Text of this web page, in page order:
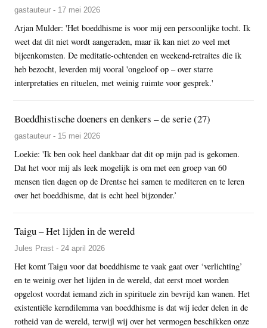
gastauteur - 17 mei 2026
Arjan Mulder: 'Het boeddhisme is voor mij een persoonlijke tocht. Ik
weet dat dit niet wordt aangeraden, maar ik kan niet zo veel met
bijeenkomsten. De meditatie-ochtenden en weekend-retraites die ik
heb bezocht, leverden mij vooral 'ongeloof op – over starre
interpretaties en rituelen, met weinig ruimte voor gesprek.'
Boeddhistische doeners en denkers – de serie (27)
gastauteur - 15 mei 2026
Loekie: 'Ik ben ook heel dankbaar dat dit op mijn pad is gekomen.
Dat het voor mij als leek mogelijk is om met een groep van 60
mensen tien dagen op de Drentse hei samen te mediteren en te leren
over het boeddhisme, dat is echt heel bijzonder.’
Taigu – Het lijden in de wereld
Jules Prast - 24 april 2026
Het komt Taigu voor dat boeddhisme te vaak gaat over ‘verlichting’
en te weinig over het lijden in de wereld, dat eerst moet worden
opgelost voordat iemand zich in spirituele zin bevrijd kan wanen. Het
existentiële kerndilemma van boeddhisme is dat wij ieder delen in de
rotheid van de wereld, terwijl wij over het vermogen beschikken onze